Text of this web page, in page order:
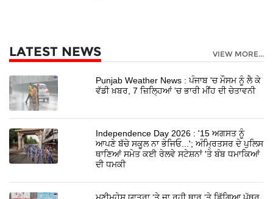
LATEST NEWS VIEW MORE...
Punjab Weather News : ਪੰਜਾਬ 'ਚ ਮੌਸਮ ਨੂੰ ਲੈ ਕੇ
ਵੱਡੀ ਖ਼ਬਰ, 7 ਜ਼ਿਲ੍ਹਿਆਂ 'ਚ ਭਾਰੀ ਮੀਂਹ ਦੀ ਚੇਤਾਵਨੀ
Independence Day 2026 : '15 ਅਗਸਤ ਨੂੰ
ਆਪਣੇ ਬੱਚੇ ਸਕੂਲ ਨਾ ਭੇਜਿਓ...'; ਅੰਮ੍ਰਿਤਸਰ ਦੇ ਪੁਲਿਸ
ਥਾਣਿਆਂ ਸਮੇਤ ਕਈ ਰੇਲਵੇ ਸਟੇਸ਼ਨਾਂ 'ਤੇ ਬੰਬ ਧਮਾਕਿਆਂ
ਦੀ ਧਮਕੀ
ਮਣੀਮਹੇਸ਼ ਯਾਤਰਾ ‘ਤੇ ਜਾ ਰਹੀ ਥਾਰ ‘ਤੇ ਡਿੱਗਿਆ ਪੱਥਰ,